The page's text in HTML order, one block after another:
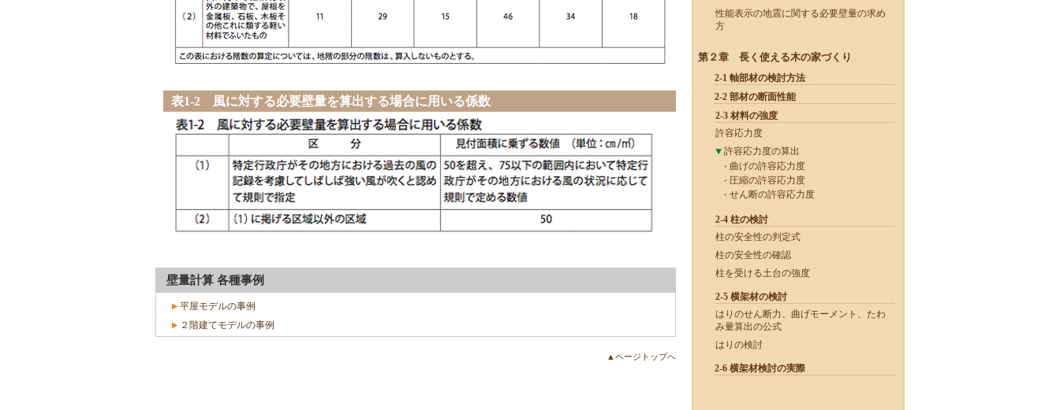
表1-2 風に対する必要壁量を算出する場合に用いる係数
壁量計算 各種事例
平屋モデルの事例
２階建てモデルの事例
▲ページトップへ
性能表示の地震に関する必要壁量の求め
方
第２章 長く使える木の家づくり
2-1 軸部材の検討方法
2-2 部材の断面性能
2-3 材料の強度
許容応力度
許容応力度の算出
曲げの許容応力度
圧縮の許容応力度
せん断の許容応力度
2-4 柱の検討
柱の安全性の判定式
柱の安全性の確認
柱を受ける土台の強度
2-5 横架材の検討
はりのせん断力、曲げモーメント、たわ
み量算出の公式
はりの検討
2-6 横架材検討の実際